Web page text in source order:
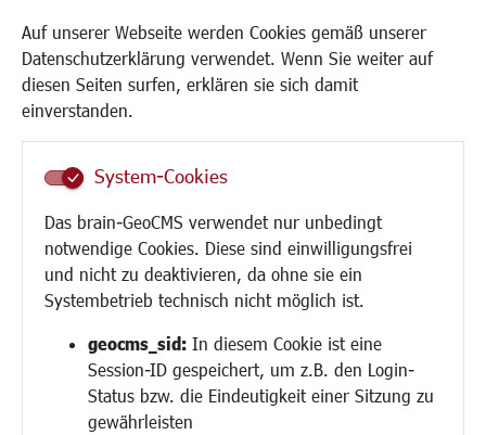
Auf unserer Webseite werden Cookies gemäß unserer
Datenschutzerklärung verwendet. Wenn Sie weiter auf
diesen Seiten surfen, erklären sie sich damit
einverstanden.
System-Cookies
Das brain-GeoCMS verwendet nur unbedingt
notwendige Cookies. Diese sind einwilligungsfrei
und nicht zu deaktivieren, da ohne sie ein
Systembetrieb technisch nicht möglich ist.
geocms_sid: In diesem Cookie ist eine
Session-ID gespeichert, um z.B. den Login-
Status bzw. die Eindeutigkeit einer Sitzung zu
gewährleisten
Kinderbetreuung
Kinder und Jugend
Institutionen für Familien
Frauen
Schule
Demokratie leben
Ukrainehilfe
Hilfe für Geflüchtete
Religion
Bauen/Umwelt/Mobilität
Bebauungsplanung